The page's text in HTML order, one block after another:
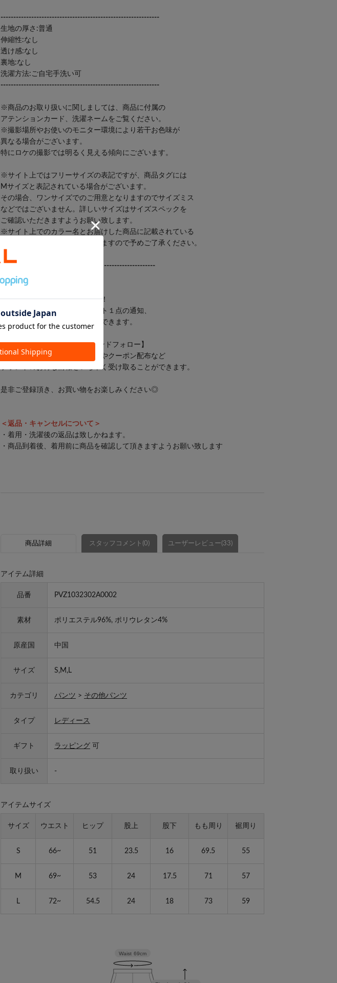
--------------------------------------------------------------
生地の厚さ:普通
伸縮性:なし
透け感:なし
裏地:なし
洗濯方法:ご自宅手洗い可
--------------------------------------------------------------
※商品のお取り扱いに関しましては、商品に付属の
アテンションカード、洗濯ネームをご覧ください。
※撮影場所やお使いのモニター環境により若干お色味が
異なる場合がございます。
特にロケの撮影では明るく見える傾向にございます。
※サイト上ではフリーサイズの表記ですが、商品タグには
Mサイズと表記されている場合がございます。
その場合、ワンサイズでのご用意となりますのでサイズミス
などではございません。詳しいサイズはサイズスペックを
ご確認いただきますようお願い致します。
※サイト上でのカラー名とお届けした商品に記載されている
カラー名が異なる場合がございますので予めご了承ください。
--------------------《Information》--------------------
【商品のお気に入り登録】
▼【ハートマーク】をクリック！
完売カラーの再入荷通知やラスト１点の通知、
セールの通知を受け取ることができます。
【PAL CLOSETアプリにてブランドフォロー】
▼新商品や再入荷、セール情報やクーポン配布など
ブランドのお得な情報をいち早く受け取ることができます。
是非ご登録頂き、お買い物をお楽しみください◎
＜返品・キャンセルについて＞
・着用・洗濯後の返品は致しかねます。
・商品到着後、着用前に商品を確認して頂きますようお願い致します
商品詳細 スタッフコメント(0) ユーザーレビュー(33)
アイテム詳細
品番 PVZ1032302A0002
素材 ポリエステル96%, ポリウレタン4%
原産国 中国
サイズ S,M,L
カテゴリ パンツ > その他パンツ
タイプ レディース
ギフト ラッピング 可
取り扱い -
アイテムサイズ
サイズ ウエスト ヒップ 股上 股下 もも周り 裾周り
S 66~ 51 23.5 16 69.5 55
M 69~ 53 24 17.5 71 57
L 72~ 54.5 24 18 73 59
Waist 69cm